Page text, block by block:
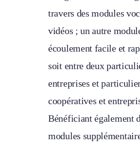
travers des modules
vidéos ; un autre
écoulement facile et
soit entre deux
entreprises et
coopératives et
Bénéficiant également
modules